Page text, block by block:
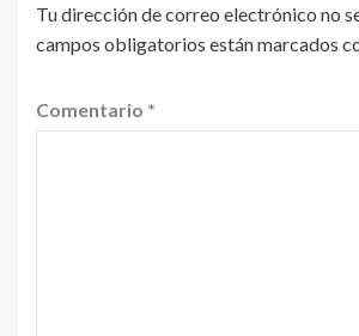
Tu dirección de correo electrónico no
campos obligatorios están marcados
Comentario *